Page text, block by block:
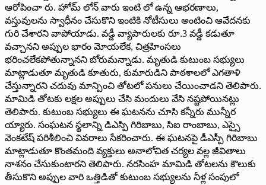
ఆరోపించా రు. హోమ్ లోన్ వారు ఇంటి లో ఉన్న ఆభరణాలు,
వస్తువులను స్వాధీనం చేసుకొని ఇంటికి నోటీసులు అంటించి ఆవేదనకు
గురి చేశారని వాపోయాడు. వడ్డీ వ్యాపారులకు రూ.3 వడ్డీ కడుతూ
వచ్చానని అప్పుల భారం మోయలేక, చిత్రహింసలు
భరించలేకపోతున్నానని బోరుమన్నాడు. మృతుడి కుటుంబ సభ్యులు
మాట్లాడుతూ మృతుడి కూతురు, కుమారుడిని పాఠశాలలో ఎగతాళి
చేస్తున్నారని చదువు మాన్పించి తోటలో పనులు చేయించాడని తెలిపారు.
మామిడి తోటకు లక్షల అప్పులు చేసి మందులు వేసి నష్టపోయినట్లు
తెలిపారు. కుటుంబ సభ్యులు ఈ ఘటనను చూసి కన్నీరు మున్నీర
య్యారు. సంఘటన స్థలాన్ని డిఎస్పి గిరిబాబు, సిఐ రాంబాబు, ఎస్సై
వెంకటేష్ పరిశీలించి వివరాలు సేకరించారు. ఈ ఘటనపై డీఎస్పీ గిరిబాబు
మాట్లాడుతూ కొంతమంది వ్యక్తులు అనాలోచిత చర్యల వల్ల జీవితాలు
నాశనం చేసుకుంటారని తెలిపారు. నరసింహ మామిడి తోటలను కౌలుకు
తీసుకొని అప్పుల వారి ఒత్తిడితో కుటుంబ సభ్యులను నీళ్ల సంపులో